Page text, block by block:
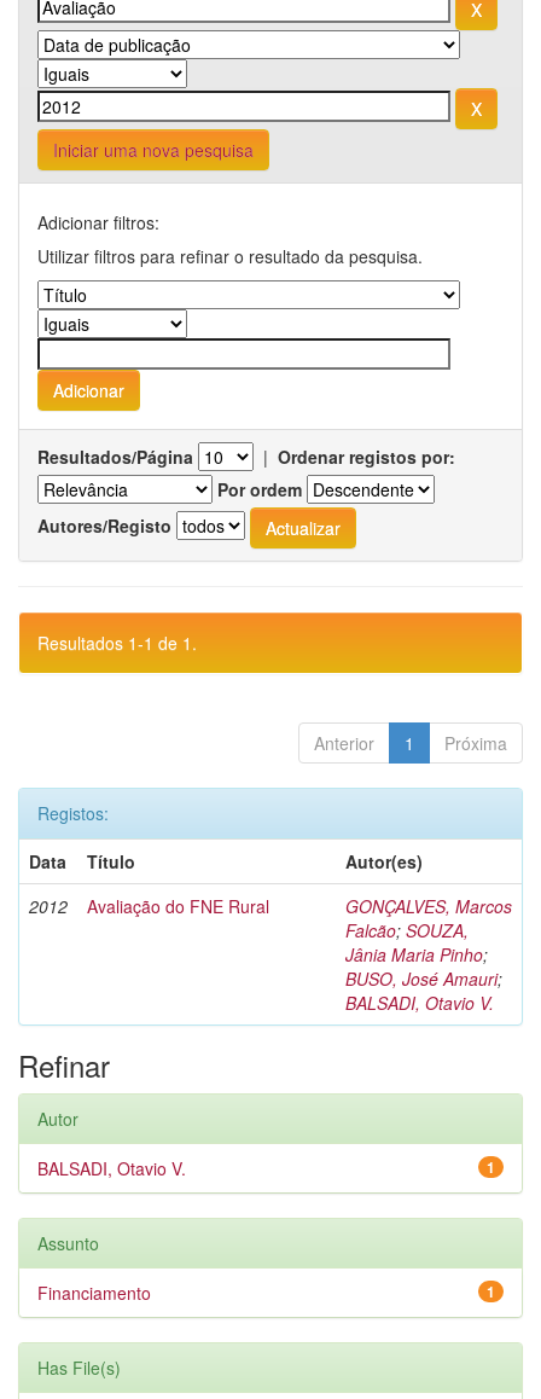
Iniciar uma nova pesquisa
Adicionar filtros:
Utilizar filtros para refinar o resultado da pesquisa.
Resultados/Página | Ordenar registos por:
Por ordem
Autores/Registo
Resultados 1-1 de 1.
Anterior 1 Próxima
Registos:
Data
Título
Autor(es)
2012
Avaliação do FNE Rural
GONÇALVES, Marcos
Falcão; SOUZA,
Jânia Maria Pinho;
BUSO, José Amauri;
BALSADI, Otavio V.
Refinar
Autor
1
BALSADI, Otavio V.
Assunto
1
Financiamento
Has File(s)